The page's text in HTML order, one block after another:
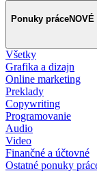
Ponuky práceNOVÉ
Všetky
Grafika a dizajn
Online marketing
Preklady
Copywriting
Programovanie
Audio
Video
Finančné a účtovné
Ostatné ponuky